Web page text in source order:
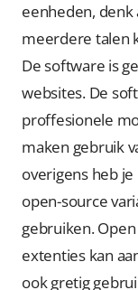
eenheden, denk
meerdere talen
De software is
websites. De
proffesionele
maken gebruik
overigens heb
open-source
gebruiken.
extenties kan
ook gretig